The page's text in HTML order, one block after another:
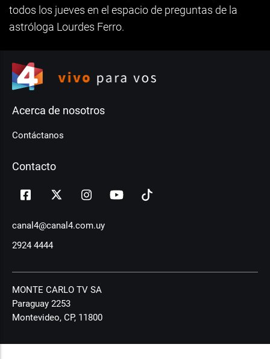
todos los jueves en el espacio de preguntas de la
astróloga Lourdes Ferro.
Acerca de nosotros
Contáctanos
Contacto
canal4@canal4.com.uy
2924 4444
MONTE CARLO TV SA
Paraguay 2253
Montevideo, CP, 11800